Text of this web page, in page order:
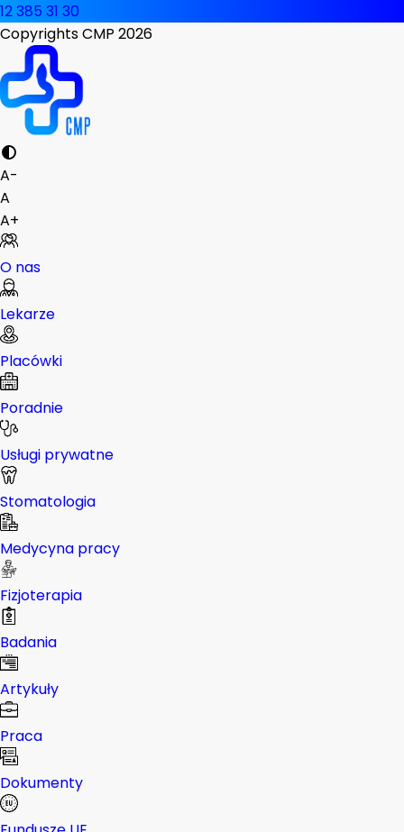
12 385 31 30
Copyrights CMP 2026
A-
A
A+
O nas
Lekarze
Placówki
Poradnie
Usługi prywatne
Stomatologia
Medycyna pracy
Fizjoterapia
Badania
Artykuły
Praca
Dokumenty